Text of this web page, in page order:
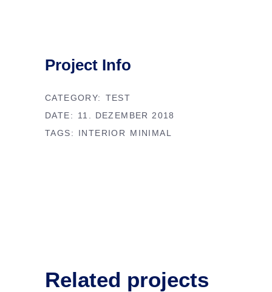
Project Info
CATEGORY:
TEST
DATE:
11. DEZEMBER 2018
TAGS:
INTERIOR MINIMAL
Related projects